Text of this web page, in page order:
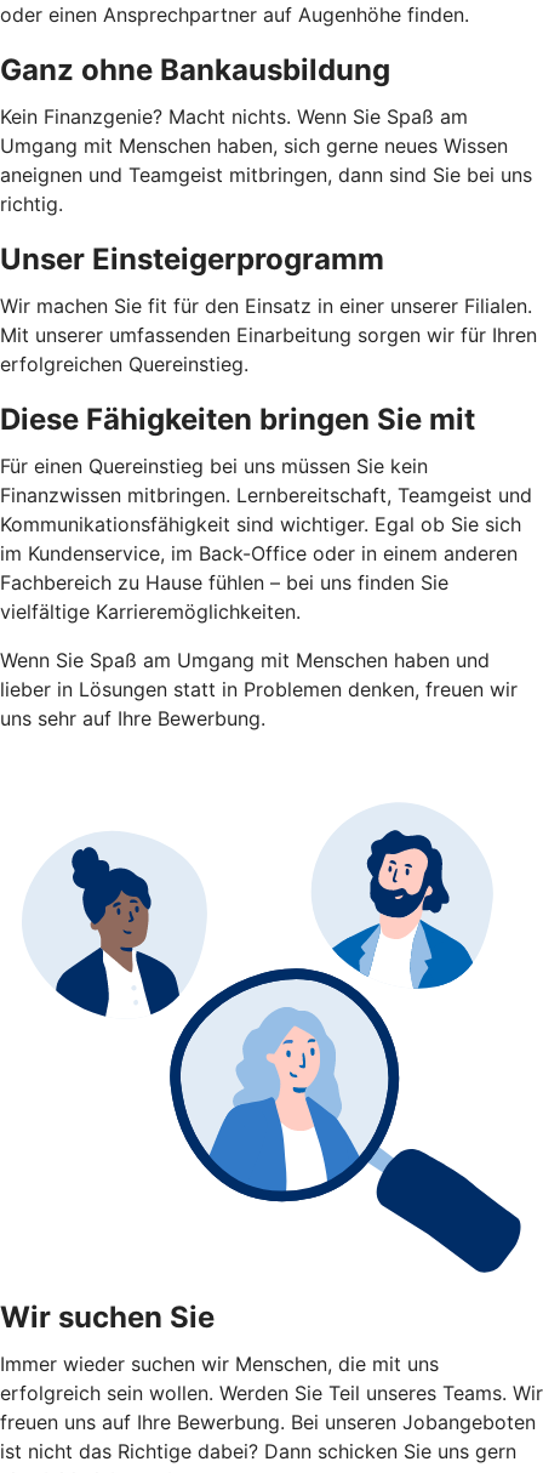
oder einen Ansprechpartner auf Augenhöhe finden.
Ganz ohne Bankausbildung
Kein Finanzgenie? Macht nichts. Wenn Sie Spaß am
Umgang mit Menschen haben, sich gerne neues Wissen
aneignen und Teamgeist mitbringen, dann sind Sie bei uns
richtig.
Unser Einsteigerprogramm
Wir machen Sie fit für den Einsatz in einer unserer Filialen.
Mit unserer umfassenden Einarbeitung sorgen wir für Ihren
erfolgreichen Quereinstieg.
Diese Fähigkeiten bringen Sie mit
Für einen Quereinstieg bei uns müssen Sie kein
Finanzwissen mitbringen. Lernbereitschaft, Teamgeist und
Kommunikationsfähigkeit sind wichtiger. Egal ob Sie sich
im Kundenservice, im Back-Office oder in einem anderen
Fachbereich zu Hause fühlen – bei uns finden Sie
vielfältige Karrieremöglichkeiten.
Wenn Sie Spaß am Umgang mit Menschen haben und
lieber in Lösungen statt in Problemen denken, freuen wir
uns sehr auf Ihre Bewerbung.
Wir suchen Sie
Immer wieder suchen wir Menschen, die mit uns
erfolgreich sein wollen. Werden Sie Teil unseres Teams. Wir
freuen uns auf Ihre Bewerbung. Bei unseren Jobangeboten
ist nicht das Richtige dabei? Dann schicken Sie uns gern